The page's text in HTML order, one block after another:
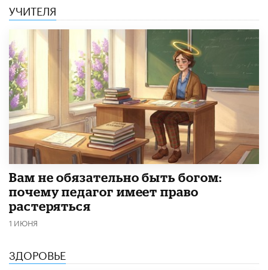
УЧИТЕЛЯ
​Вам не обязательно быть богом:
почему педагог имеет право
растеряться
1 ИЮНЯ
ЗДОРОВЬЕ